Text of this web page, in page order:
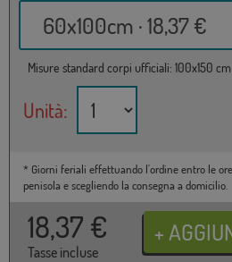
60x100cm · 18,37 €
Misure standard corpi ufficiali: 100x150 cm
Unità:
* Giorni feriali effettuando l'ordine entro le
penisola e scegliendo la consegna a domicilio.
18,37 €
Tasse incluse